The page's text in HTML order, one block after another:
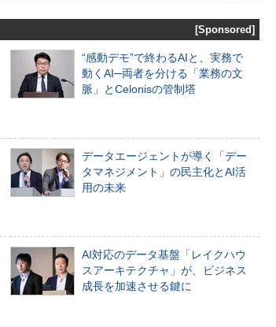
[Sponsored]
“感動デモ”で終わるAIと、実務で
動くAI─両者を分ける「業務の文
脈」とCelonisの管制塔
データエージェントが導く「デー
タマネジメント」の民主化とAI活
用の未来
AI対応のデータ基盤「レイクハウ
スアーキテクチャ」が、ビジネス
成長を加速させる鍵に